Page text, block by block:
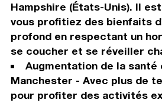
Hampshire (États-Unis). Il
vous profitiez des bienfaits
profond en respectant un
se coucher et se réveiller
Augmentation de la
Manchester - Avec plus de
pour profiter des activités